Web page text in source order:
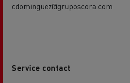
cdominguez@gruposcora.com
Service contact